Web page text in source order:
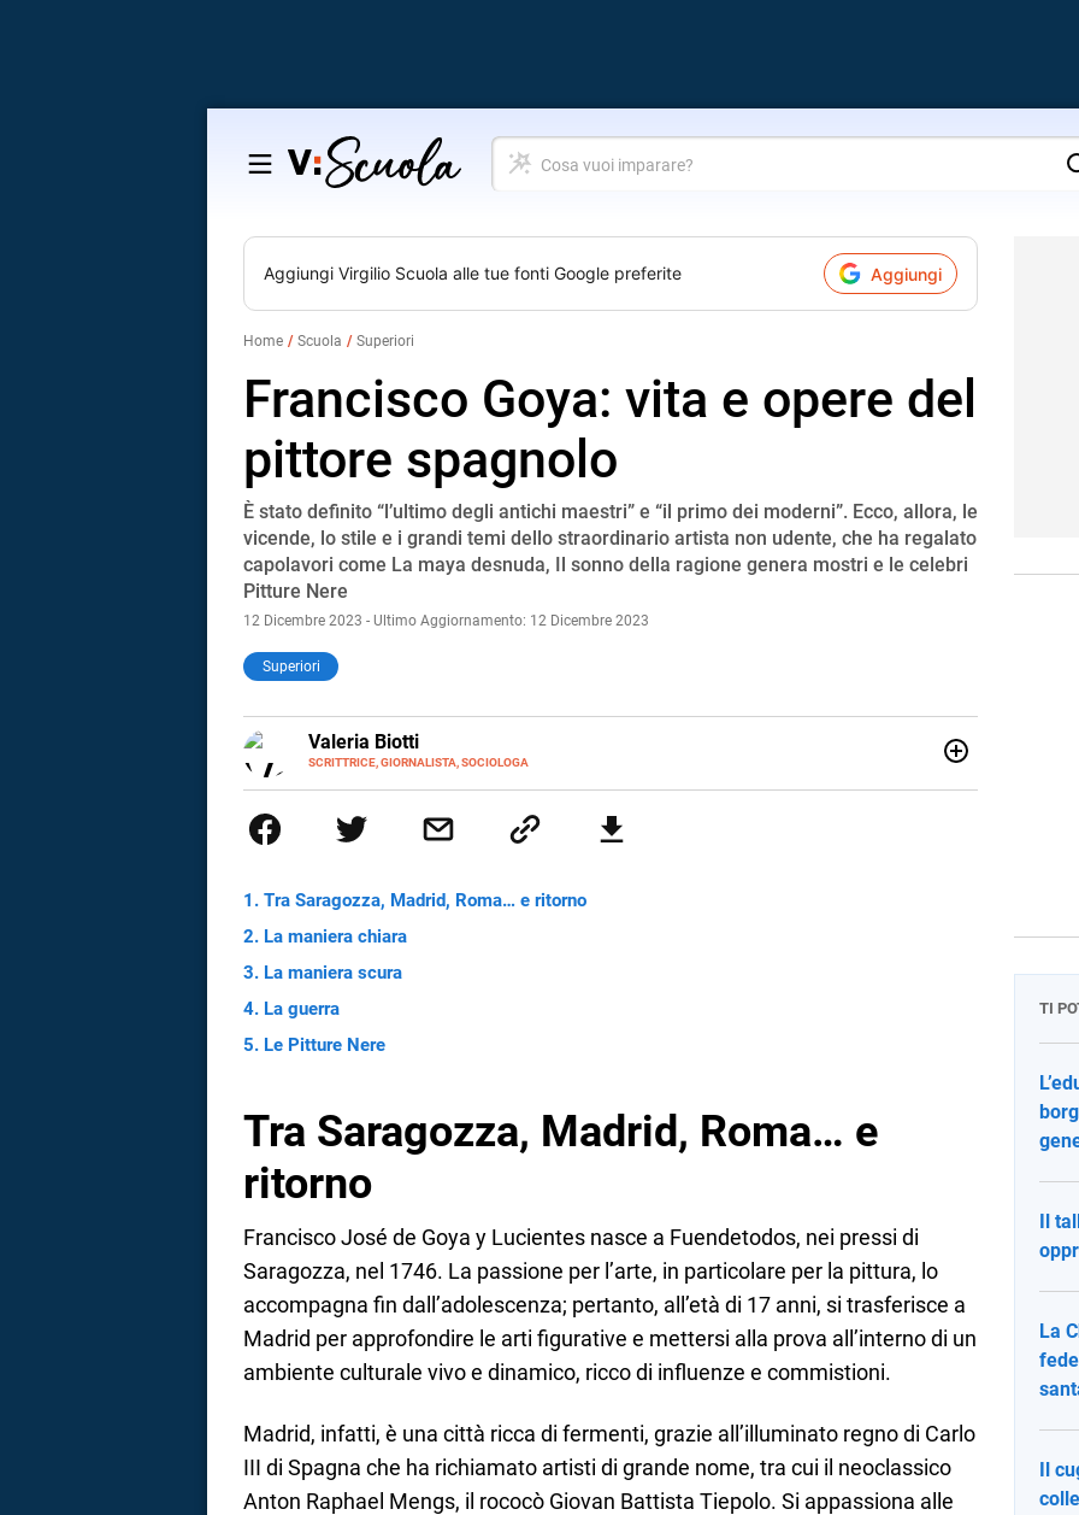
Salta
contenuto
Cosa
vuoi
Aggiungi Virgilio Scuola alle tue fonti Google preferite Aggiungi
Home Scuola Superiori
Francisco Goya: vita e opere del
pittore spagnolo
È stato definito “l’ultimo degli antichi maestri” e “il primo dei moderni”. Ecco, allora, le
vicende, lo stile e i grandi temi dello straordinario artista non udente, che ha regalato
capolavori come La maya desnuda, Il sonno della ragione genera mostri e le celebri
Pitture Nere
12 Dicembre 2023 - Ultimo Aggiornamento: 12 Dicembre 2023
Superiori
Valeria Biotti
SCRITTRICE, GIORNALISTA, SOCIOLOGA
E-
MAIL
italiana” (Stefano Disegni); “È una scrittrice umoristica davvero divertente” (Stefano
Tra Saragozza, Madrid, Roma… e ritorno
La maniera chiara
La maniera scura
La guerra
Le Pitture Nere
Tra Saragozza, Madrid, Roma… e
ritorno
Francisco José de Goya y Lucientes nasce a Fuendetodos, nei pressi di
Saragozza, nel 1746. La passione per l’arte, in particolare per la pittura, lo
accompagna fin dall’adolescenza; pertanto, all’età di 17 anni, si trasferisce a
Madrid per approfondire le arti figurative e mettersi alla prova all’interno di un
ambiente culturale vivo e dinamico, ricco di influenze e commistioni.
Madrid, infatti, è una città ricca di fermenti, grazie all’illuminato regno di Carlo
III di Spagna che ha richiamato artisti di grande nome, tra cui il neoclassico
Anton Raphael Mengs, il rococò Giovan Battista Tiepolo. Si appassiona alle
TI
Il
La
Il